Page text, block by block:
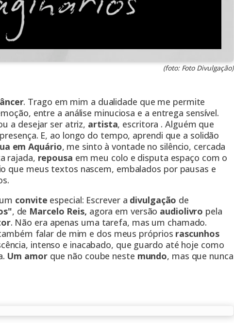
(foto: Foto Divulgação)
. Trago em mim a dualidade que me permite
entre a análise minuciosa e a entrega sensível.
a desejar ser atriz, artista, escritora . Alguém que
E, ao longo do tempo, aprendi que a solidão
em Aquário, me sinto à vontade no silêncio, cercada
rajada, repousa em meu colo e disputa espaço com o
que meus textos nascem, embalados por pausas e
convite especial: Escrever a divulgação de
, de Marcelo Reis, agora em versão audiolivro pela
. Não era apenas uma tarefa, mas um chamado.
falar de mim e dos meus próprios rascunhos
intenso e inacabado, que guardo até hoje como
Um amorque não coube neste mundo, mas que nunca